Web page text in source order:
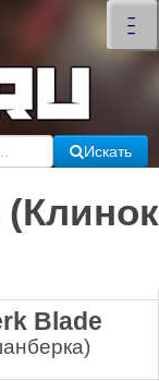
–
–
–
×
Искать
(Клинок
Blade